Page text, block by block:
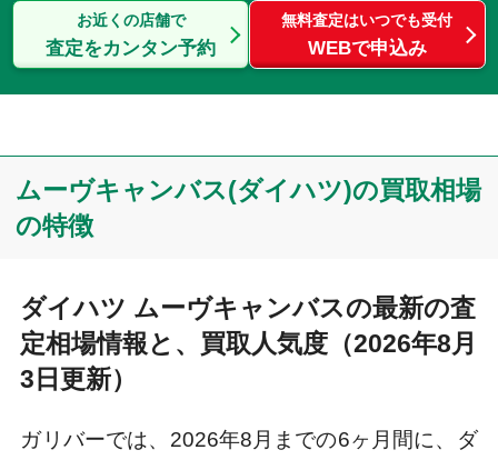
お近くの店舗で
査定をカンタン予約
無料査定はいつでも受付
WEBで申込み
ムーヴキャンバス(ダイハツ)の買取相場
の特徴
ダイハツ ムーヴキャンバスの最新の査
定相場情報と、買取人気度（2026年8月
3日更新）
ガリバーでは、2026年8月までの6ヶ月間に、ダ